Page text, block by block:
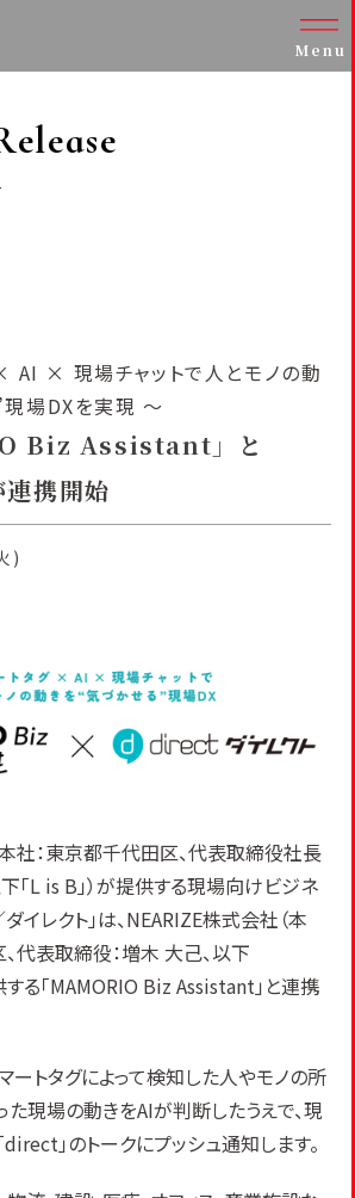
Menu
AI × 現場チャットで人とモノの動
場DXを実現 ～
Biz Assistant」と
携開始
)
社：東京都千代田区、代表取締役社長
「L is B」）が提供する現場向けビジネ
イレクト」は、NEARIZE株式会社（本
代表取締役：増木 大己、以下
する「MAMORIO Biz Assistant」と連携
ートタグによって検知した人やモノの所
た現場の動きをAIが判断したうえで、現
」のトークにプッシュ通知します。